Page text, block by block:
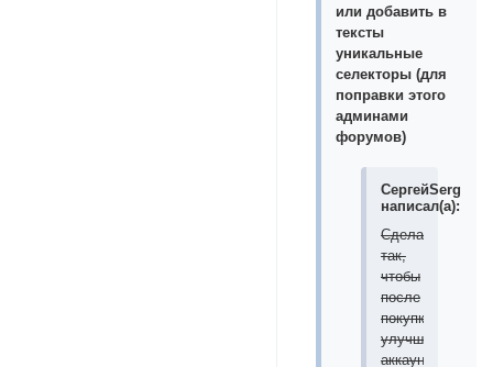
или добавить в
тексты
уникальные
селекторы (для
поправки этого
админами
форумов)
СергейSerg
написал(а):
Сделать
так,
чтобы
после
покупки
улучшенного
аккаунта,